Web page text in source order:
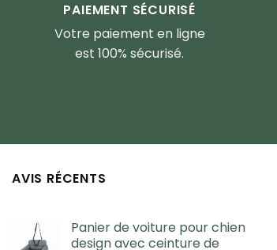
PAIEMENT SÉCURISÉ
Votre paiement en ligne
est 100% sécurisé.
AVIS RÉCENTS
Panier de voiture pour chien
design avec ceinture de